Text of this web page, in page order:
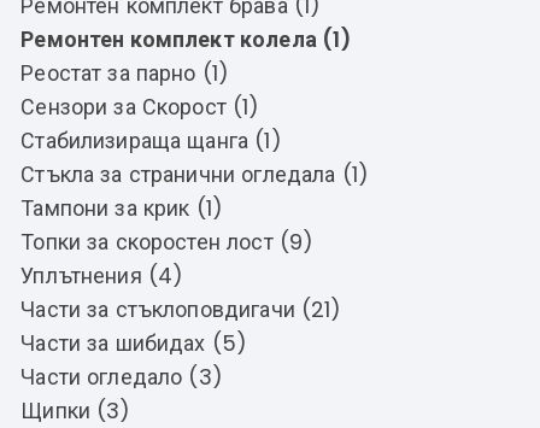
Ремонтен комплект колела (1)
Реостат за парно (1)
Сензори за Скорост (1)
Стабилизираща щанга (1)
Стъкла за странични огледала (1)
Тампони за крик (1)
Топки за скоростен лост (9)
Уплътнения (4)
Части за стъклоповдигачи (21)
Части за шибидах (5)
Части огледало (3)
Щипки (3)